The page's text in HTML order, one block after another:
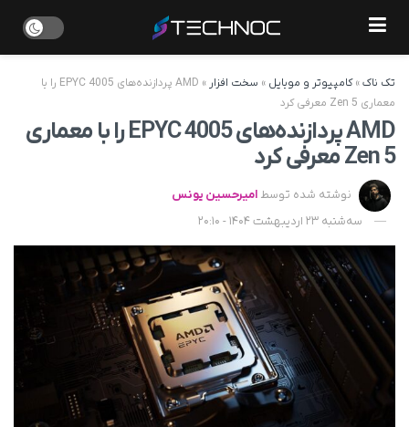
تک ناک»کامپیوتر و موبایل » سخت افزار »
AMD پردازنده‌های EPYC 4005 را با
معماری Zen 5 معرفی کرد
AMD پردازنده‌های EPYC 4005 را با معماری
Zen 5 معرفی کرد
نوشته شده توسط امیرحسین یونس
سه‌شنبه 23 اردیبهشت 1404 - 20:10